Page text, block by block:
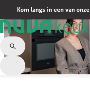
Kom langs in een van onze